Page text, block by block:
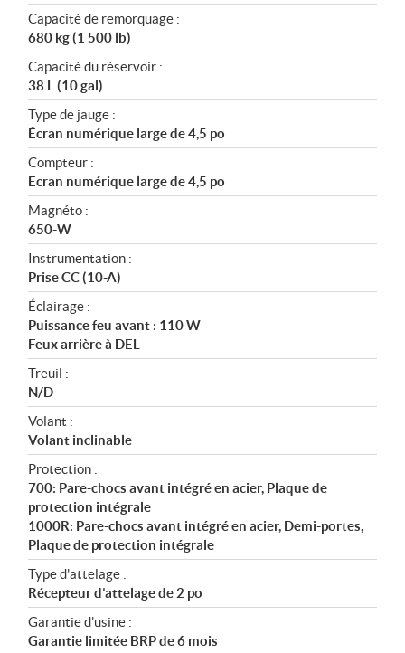
Capacité de remorquage :
680 kg (1 500 lb)
Capacité du réservoir :
38 L (10 gal)
Type de jauge :
Écran numérique large de 4,5 po
Compteur :
Écran numérique large de 4,5 po
Magnéto :
650-W
Instrumentation :
Prise CC (10-A)
Éclairage :
Puissance feu avant : 110 W
Feux arrière à DEL
Treuil :
N/D
Volant :
Volant inclinable
Protection :
700: Pare-chocs avant intégré en acier, Plaque de
protection intégrale
1000R: Pare-chocs avant intégré en acier, Demi-portes,
Plaque de protection intégrale
Type d'attelage :
Récepteur d’attelage de 2 po
Garantie d'usine :
Garantie limitée BRP de 6 mois